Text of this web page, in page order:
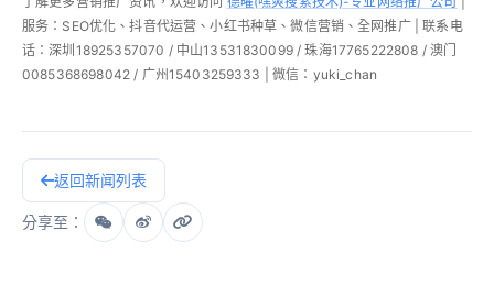
服务：SEO优化、抖音代运营、小红书种草、微信营销、全网推广 | 联系电
话：深圳18925357070 / 中山13531830099 / 珠海17765222808 / 澳门
0085368698042 / 广州15403259333 | 微信：yuki_chan
返回新闻列表
分享至：